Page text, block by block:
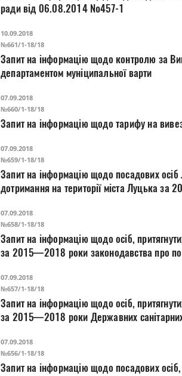
ради від 06.08.2014 №457-1
10.09.2018
№661/1-18/18
Запит на інформацію щодо контролю за
департаментом муніципальної варти
07.09.2018
№660/1-18/18
Запит на інформацію щодо тарифу на
07.09.2018
№659/1-18/18
Запит на інформацію щодо посадових осіб
дотримання на території міста Луцька
07.09.2018
№658/1-18/18
Запит на інформацію щодо осіб,
за 2015—2018 роки
07.09.2018
№657/1-18/18
Запит на інформацію щодо осіб,
за 2015—2018 роки
07.09.2018
№656/1-18/18
Запит на інформацію щодо посадових